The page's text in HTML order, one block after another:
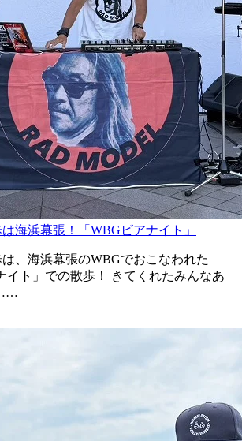
海浜幕張！「WBGビアナイト」
、海浜幕張のWBGでおこなわれた
イト」での散歩！ きてくれたみんなあ